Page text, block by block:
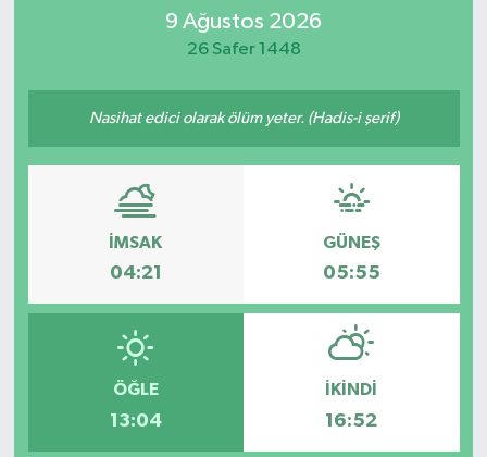
9 Ağustos 2026
26 Safer 1448
Nasihat edici olarak ölüm yeter. (Hadis-i şerif)
İMSAK
04:21
GÜNEŞ
05:55
ÖĞLE
13:04
İKINDI
16:52
Dünya
RESMİ İLANLAR